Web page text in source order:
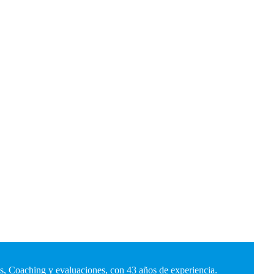
Coaching y evaluaciones, con 43 años de experiencia.